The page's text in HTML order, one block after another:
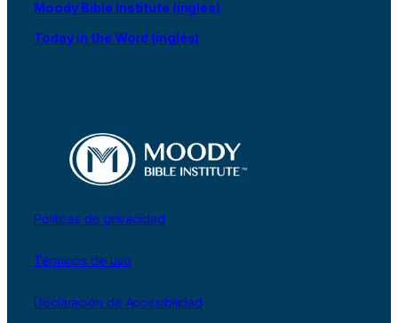
Moody Bible Institute (inglés)
Today in the Word (inglés)
Políticas de privacidad
Términos de uso
Declaración de Accesibilidad